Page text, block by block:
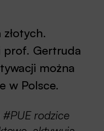
prof. Gertruda
można
w Polsce.
rodzice